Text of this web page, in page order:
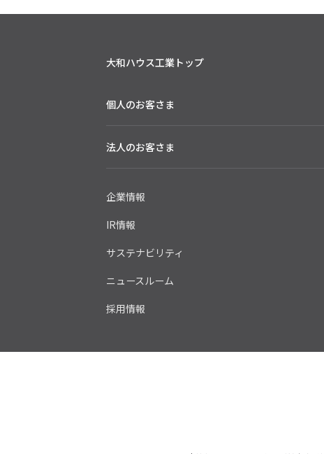
大和ハウス工業トップ
個人のお客さま
法人のお客さま
企業情報
IR情報
サステナビリティ
ニュースルーム
採用情報